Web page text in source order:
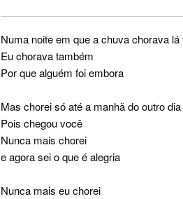
Numa noite em que a chuva chorava lá
Eu chorava também
Por que alguém foi embora
Mas chorei só até a manhã do outro dia
Pois chegou você
Nunca mais chorei
e agora sei o que é alegria
Nunca mais eu chorei